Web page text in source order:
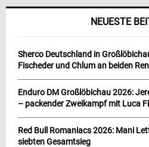
NEUESTE
Sherco Deutschland in
Fischeder und Chlum an beiden
Enduro DM Großlöbichau 2026:
– packender Zweikampf mit Luca
Red Bull Romaniacs 2026: Mani
siebten Gesamtsieg